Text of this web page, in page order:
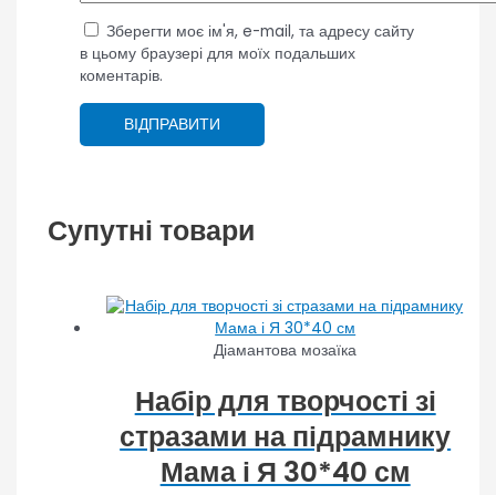
Зберегти моє ім'я, e-mail, та адресу сайту
в цьому браузері для моїх подальших
коментарів.
Супутні товари
Діамантова мозаїка
Набір для творчості зі
стразами на підрамнику
Мама і Я 30*40 см